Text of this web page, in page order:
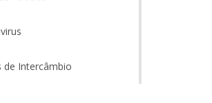
de Intercâmbio